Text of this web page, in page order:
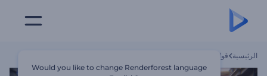
الرئيسية قوالب
Would you like to change Renderforest language